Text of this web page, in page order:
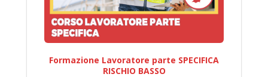
Formazione Lavoratore parte SPECIFICA
RISCHIO BASSO